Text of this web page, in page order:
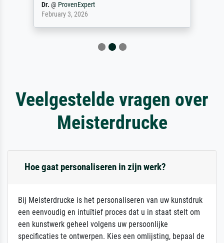
Dr. @ ProvenExpert
February 3, 2026
Veelgestelde vragen over
Meisterdrucke
Hoe gaat personaliseren in zijn werk?
Bij Meisterdrucke is het personaliseren van uw kunstdruk
een eenvoudig en intuïtief proces dat u in staat stelt om
een kunstwerk geheel volgens uw persoonlijke
specificaties te ontwerpen. Kies een omlijsting, bepaal de